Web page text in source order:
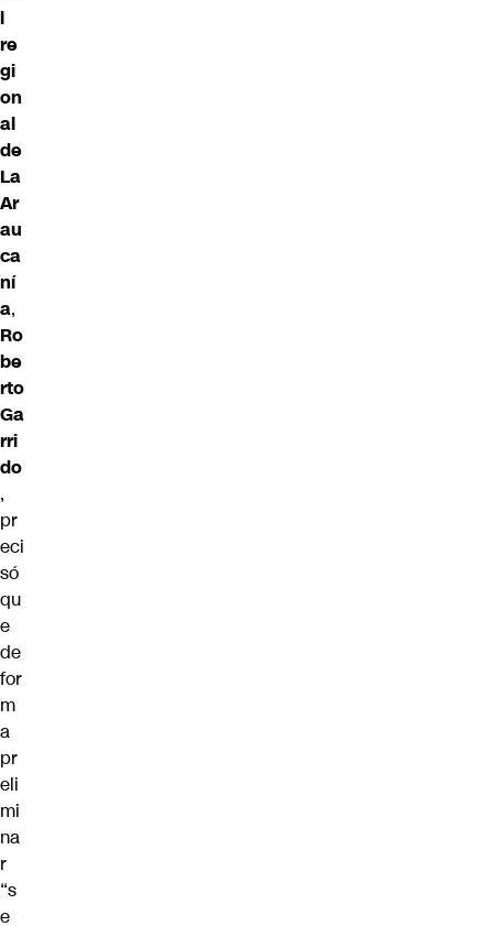
l
re
gi
on
al
de
La
Ar
au
ca
ní
a,
Ro
be
rto
Ga
rri
do
,
pr
eci
só
qu
e
de
for
m
a
pr
eli
mi
na
r
“s
e